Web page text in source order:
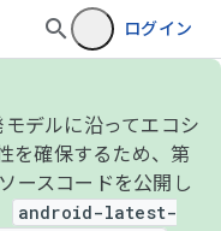
ログイン
デルに沿ってエコシ
を確保するため、第
ースコードを公開し
android-latest-